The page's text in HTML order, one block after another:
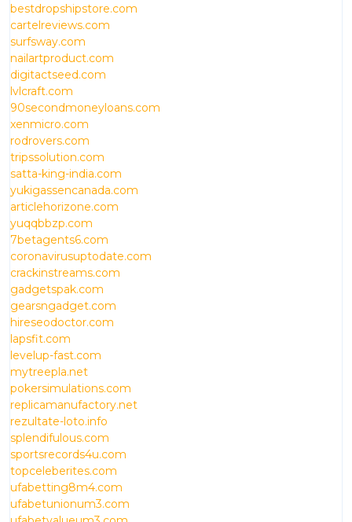
bestdropshipstore.com
cartelreviews.com
surfsway.com
nailartproduct.com
digitactseed.com
lvlcraft.com
90secondmoneyloans.com
xenmicro.com
rodrovers.com
tripssolution.com
satta-king-india.com
yukigassencanada.com
articlehorizone.com
yuqqbbzp.com
7betagents6.com
coronavirusuptodate.com
crackinstreams.com
gadgetspak.com
gearsngadget.com
hireseodoctor.com
lapsfit.com
levelup-fast.com
mytreepla.net
pokersimulations.com
replicamanufactory.net
rezultate-loto.info
splendifulous.com
sportsrecords4u.com
topceleberites.com
ufabetting8m4.com
ufabetunionum3.com